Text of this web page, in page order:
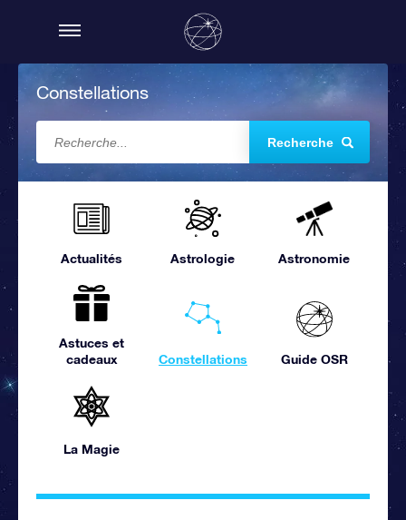
Constellations
Recherche
Actualités Astrologie Astronomie
Astuces et
cadeaux
Constellations Guide OSR
La Magie